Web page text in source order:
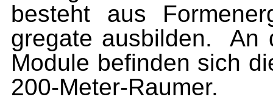
besteht aus
gregate ausbilden.
An
Module befinden sich
200-Meter-Raumer.